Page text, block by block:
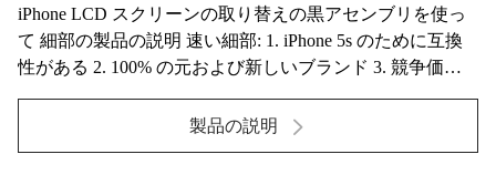
iPhone LCD スクリーンの取り替えの黒アセンブリを使っ
て 細部の製品の説明 速い細部: 1. iPhone 5s のために互換
性がある 2. 100% の元および新しいブランド 3. 競争価格
び受話口を使って 6. 出荷する前に点検されるすべて 7. 長
製品の説明